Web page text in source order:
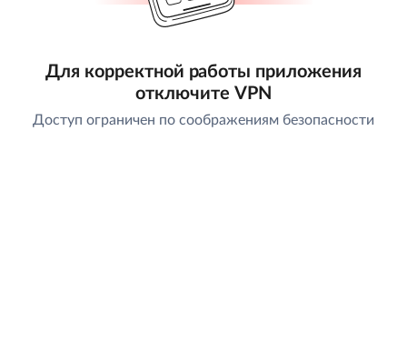
Для корректной работы приложения
отключите VPN
Доступ ограничен по соображениям безопасности